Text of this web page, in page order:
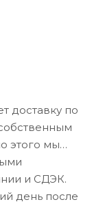
доставку по
этого мы
и СДЭК.
день после